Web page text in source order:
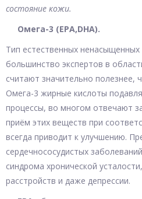
состояние кожи.
Омега-3 (EPA,DHA).
Тип естественных
большинство экспертов в
считают значительно
Омега-3 жирные кислоты
процессы, во многом отвечают
приём этих веществ при
всегда приводит к улучшению.
сердечнососудистых
синдрома хронической
расстройств и даже депрессии.